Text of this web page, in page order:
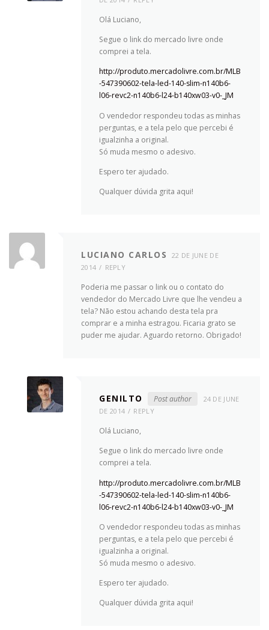
Olá Luciano,
Segue o link do mercado livre onde
comprei a tela.
http://produto.mercadolivre.com.br/MLB
-547390602-tela-led-140-slim-n140b6-
l06-revc2-n140b6-l24-b140xw03-v0-_JM
O vendedor respondeu todas as minhas
perguntas, e a tela pelo que percebi é
igualzinha a original.
Só muda mesmo o adesivo.
Espero ter ajudado.
Qualquer dúvida grita aqui!
LUCIANO CARLOS
22 DE JUNE DE
2014
REPLY
Poderia me passar o link ou o contato do
vendedor do Mercado Livre que lhe vendeu a
tela? Não estou achando desta tela pra
comprar e a minha estragou. Ficaria grato se
puder me ajudar. Aguardo retorno. Obrigado!
GENILTO Post author
24 DE JUNE
DE 2014
REPLY
Olá Luciano,
Segue o link do mercado livre onde
comprei a tela.
http://produto.mercadolivre.com.br/MLB
-547390602-tela-led-140-slim-n140b6-
l06-revc2-n140b6-l24-b140xw03-v0-_JM
O vendedor respondeu todas as minhas
perguntas, e a tela pelo que percebi é
igualzinha a original.
Só muda mesmo o adesivo.
Espero ter ajudado.
Qualquer dúvida grita aqui!